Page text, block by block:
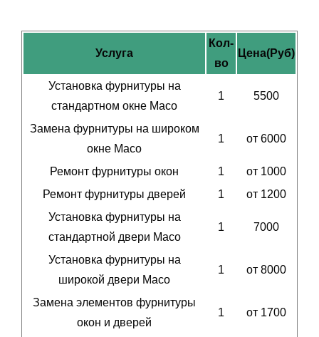
Услуга
Кол-
во
Цена(Руб)
Установка фурнитуры на
стандартном окне Maco
1 5500
Замена фурнитуры на широком
окне Maco
1 от 6000
Ремонт фурнитуры окон 1
от 1000
Ремонт фурнитуры дверей
1
от 1200
Установка фурнитуры на
стандартной двери Maco
1 7000
Установка фурнитуры на
широкой двери Maco
1 от 8000
Замена элементов фурнитуры
окон и дверей
1 от 1700